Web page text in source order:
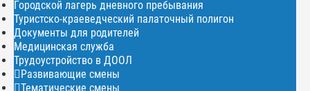
Городской лагерь дневного пребывания
Туристско-краеведческий палаточный полигон
Документы для родителей
Медицинская служба
Трудоустройство в ДООЛ
Развивающие смены
Тематические смены